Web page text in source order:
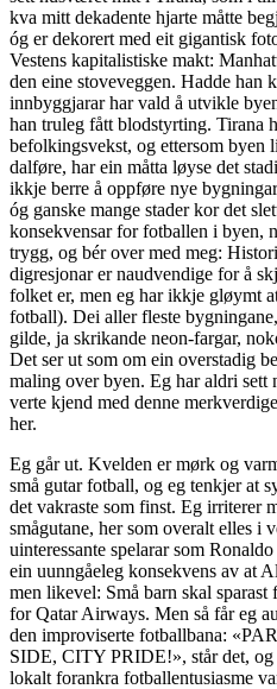
kva mitt dekadente hjarte måtte
óg er dekorert med eit gigantisk
Vestens kapitalistiske makt:
den eine stoveveggen. Hadde han
innbyggjarar har vald å utvikle
han truleg fått blodstyrting. Tirana
befolkingsvekst, og ettersom byen
dalføre, har ein måtta løyse det
ikkje berre å oppføre nye
óg ganske mange stader kor det
konsekvensar for fotballen i byen,
trygg, og bér over med meg:
digresjonar er naudvendige for å
folket er, men eg har ikkje gløymt
fotball). Dei aller fleste
gilde, ja skrikande neon-fargar,
Det ser ut som om ein overstadig
maling over byen. Eg har aldri sett
verte kjend med denne
her.
Eg går ut. Kvelden er mørk og
små gutar fotball, og eg tenkjer at
det vakraste som finst. Eg irriterer
smågutane, her som overalt elles i
uinteressante spelarar som
ein uunngåeleg konsekvens av at
men likevel: Små barn skal
for Qatar Airways. Men så får eg
den improviserte fotballbana:
SIDE, CITY PRIDE!», står det, og
lokalt forankra fotballentusiasme